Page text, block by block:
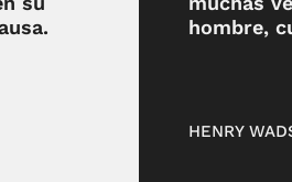
hombre,
HENRY